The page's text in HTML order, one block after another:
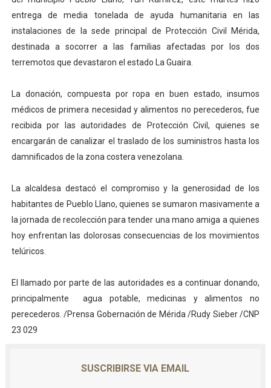
El Lactario del Iahula celebra la Semana Mundial de la
Plan Vacacional "Venezuela Ríe 2026" brinda
Iniciación al yoga reúne a diversos clubes deportivos
Mincomunas impulsa el autogobierno en Mérida con
Expertos inspeccionan espacios del OAN para la
entrega de media tonelada de ayuda humanitaria en las
instalaciones de la sede principal de Protección Civil Mérida,
destinada a socorrer a las familias afectadas por los dos
terremotos que devastaron el estado La Guaira.
La donación, compuesta por ropa en buen estado, insumos
médicos de primera necesidad y alimentos no perecederos, fue
recibida por las autoridades de Protección Civil, quienes se
encargarán de canalizar el traslado de los suministros hasta los
damnificados de la zona costera venezolana.
La alcaldesa destacó el compromiso y la generosidad de los
habitantes de Pueblo Llano, quienes se sumaron masivamente a
la jornada de recolección para tender una mano amiga a quienes
hoy enfrentan las dolorosas consecuencias de los movimientos
telúricos.
El llamado por parte de las autoridades es a continuar donando,
principalmente agua potable, medicinas y alimentos no
perecederos. /Prensa Gobernación de Mérida /Rudy Sieber /CNP
23 029
SUSCRIBIRSE VIA EMAIL